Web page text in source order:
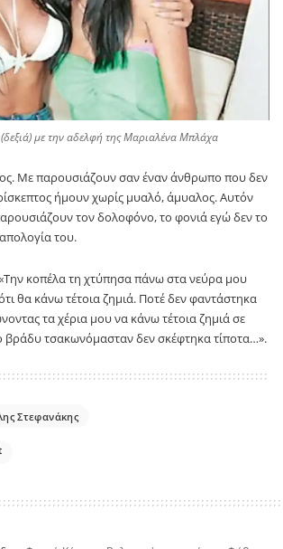
με την αδελφή της Μαριαλένα Μπλάχα
Με παρουσιάζουν σαν έναν άνθρωπο που δεν
ήμουν χωρίς μυαλό, άμυαλος. Αυτόν
τον δολοφόνο, το φονιά εγώ δεν το
του.
«Την κοπέλα τη χτύπησα πάνω στα νεύρα μου
θα κάνω τέτοια ζημιά. Ποτέ δεν φαντάστηκα
τα χέρια μου να κάνω τέτοια ζημιά σε
βράδυ τσακωνόμασταν δεν σκέφτηκα τίποτα…».
Στεφανάκης